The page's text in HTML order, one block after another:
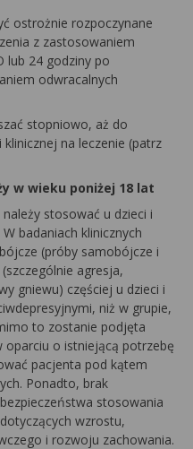
ostrożnie rozpoczynane
z zastosowaniem
lub 24 godziny po
odwracalnych
stopniowo, aż do
na leczenie (patrz
w wieku poniżej 18 lat
stosować u dzieci i
badaniach klinicznych
(próby samobójcze i
agresja,
gniewu) częściej u dzieci i
niż w grupie,
to zostanie podjęta
oparciu o istniejącą potrzebę
pacjenta pod kątem
Ponadto, brak
stosowania
wzrostu,
i rozwoju zachowania.